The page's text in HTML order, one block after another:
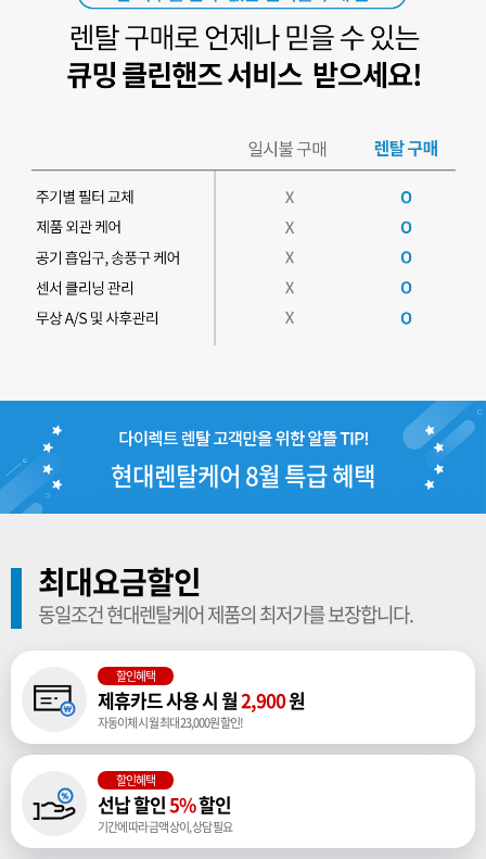
현대렌탈케어 8월 특급 혜택
최대요금할인
동일조건 현대렌탈케어 제품의 최저가를 보장합니다.
할인혜택
제휴카드 사용 시 월2,900원
자동이체 시 월 최대 23,000원 할인!
할인혜택
선납 할인5%할인
기간에 따라 금액 상이, 상담 필요